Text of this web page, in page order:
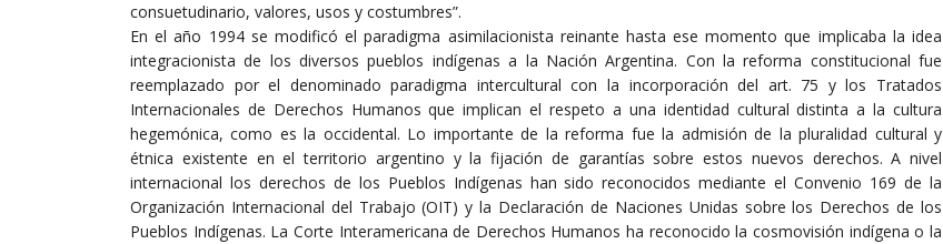
consuetudinario, valores, usos y costumbres”.
En el año 1994 se modificó el paradigma asimilacionista reinante hasta ese momento que implicaba la idea
integracionista de los diversos pueblos indígenas a la Nación Argentina. Con la reforma constitucional fue
reemplazado por el denominado paradigma intercultural con la incorporación del art. 75 y los Tratados
Internacionales de Derechos Humanos que implican el respeto a una identidad cultural distinta a la cultura
hegemónica, como es la occidental. Lo importante de la reforma fue la admisión de la pluralidad cultural y
étnica existente en el territorio argentino y la fijación de garantías sobre estos nuevos derechos. A nivel
internacional los derechos de los Pueblos Indígenas han sido reconocidos mediante el Convenio 169 de la
Organización Internacional del Trabajo (OIT) y la Declaración de Naciones Unidas sobre los Derechos de los
Pueblos Indígenas. La Corte Interamericana de Derechos Humanos ha reconocido la cosmovisión indígena o la